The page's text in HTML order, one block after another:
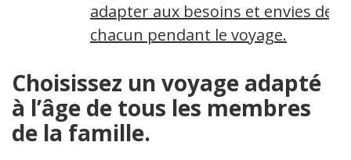
adapter aux besoins et envies de
chacun pendant le voyage.
Choisissez un voyage adapté
à l’âge de tous les membres
de la famille.